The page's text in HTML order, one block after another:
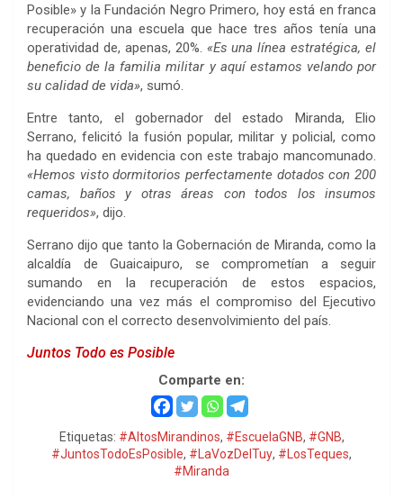
Posible» y la Fundación Negro Primero, hoy está en franca
recuperación una escuela que hace tres años tenía una
operatividad de, apenas, 20%. «Es una línea estratégica, el
beneficio de la familia militar y aquí estamos velando por
su calidad de vida», sumó.
Entre tanto, el gobernador del estado Miranda, Elio
Serrano, felicitó la fusión popular, militar y policial, como
ha quedado en evidencia con este trabajo mancomunado.
«Hemos visto dormitorios perfectamente dotados con 200
camas, baños y otras áreas con todos los insumos
requeridos», dijo.
Serrano dijo que tanto la Gobernación de Miranda, como la
alcaldía de Guaicaipuro, se comprometían a seguir
sumando en la recuperación de estos espacios,
evidenciando una vez más el compromiso del Ejecutivo
Nacional con el correcto desenvolvimiento del país.
Juntos Todo es Posible
Comparte en:
Etiquetas: #AltosMirandinos, #EscuelaGNB, #GNB,
#JuntosTodoEsPosible, #LaVozDelTuy, #LosTeques,
#Miranda